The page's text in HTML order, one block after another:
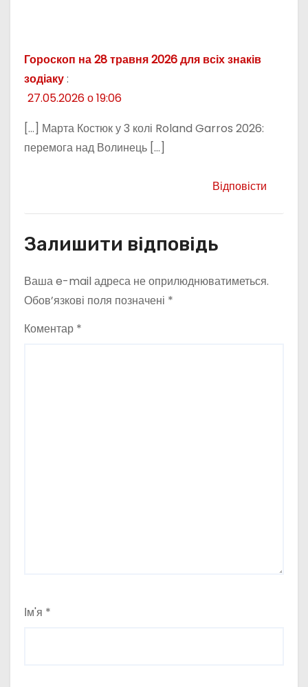
Гороскоп на 28 травня 2026 для всіх знаків
зодіаку:
27.05.2026 о 19:06
[…] Марта Костюк у 3 колі Roland Garros 2026:
перемога над Волинець […]
Відповісти
Залишити відповідь
Ваша e-mail адреса не оприлюднюватиметься.
Обов’язкові поля позначені *
Коментар *
Ім'я *